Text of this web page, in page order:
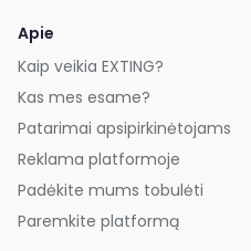
Apie
Kaip veikia EXTING?
Kas mes esame?
Patarimai apsipirkinėtojams
Reklama platformoje
Padėkite mums tobulėti
Paremkite platformą